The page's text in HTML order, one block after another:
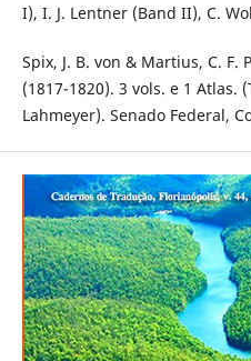
I), I. J. Lentner (Band II), C.
Spix, J. B. von & Martius, C. F.
(1817-1820). 3 vols. e 1 Atlas.
Lahmeyer). Senado Federal,